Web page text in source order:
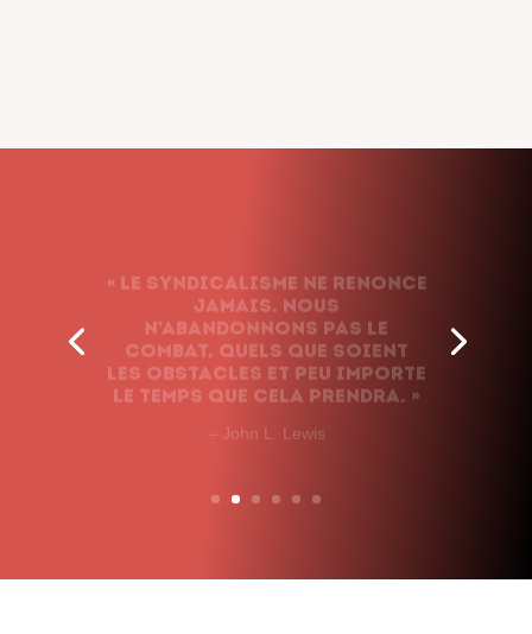
jamais. Nous
n’abandonnons pas le
combat, quels que soient
les obstacles et peu importe
le temps que cela prendra. »